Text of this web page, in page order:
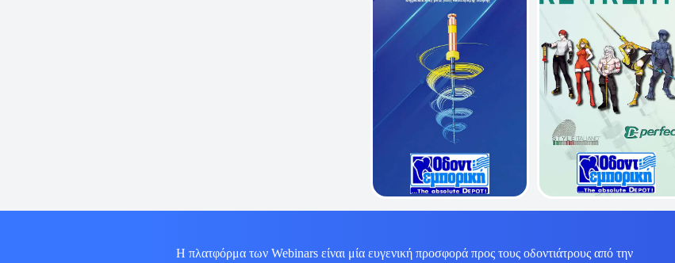
Η πλατφόρμα των Webinars είναι μία ευγενική προσφορά προς τους οδοντιάτρους από την